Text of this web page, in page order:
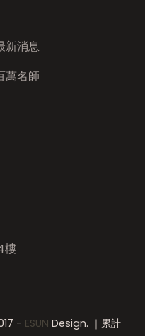
新消息
萬名師
樓
- ESUN Design. ｜累計